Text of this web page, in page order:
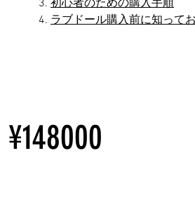
初心者のための購入手順
ラブドール購入前に知って
¥148000